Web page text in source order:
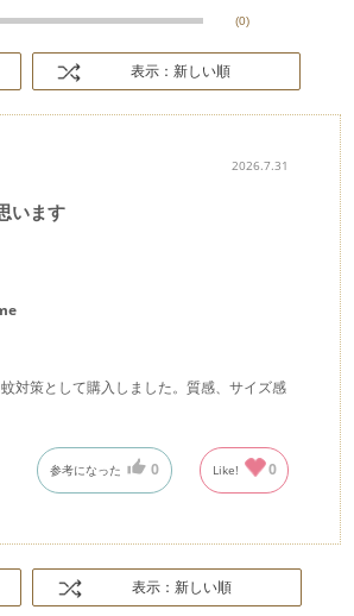
(0)
表示：新しい順
2026.7.31
います
対策として購入しました。質感、サイズ感
参考になった 0 Like! 0
表示：新しい順